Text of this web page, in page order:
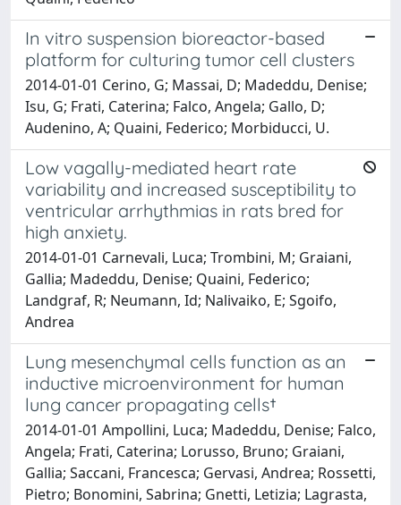
In vitro suspension bioreactor-based
platform for culturing tumor cell clusters
2014-01-01 Cerino, G; Massai, D; Madeddu, Denise;
Isu, G; Frati, Caterina; Falco, Angela; Gallo, D;
Audenino, A; Quaini, Federico; Morbiducci, U.
Low vagally-mediated heart rate
variability and increased susceptibility to
ventricular arrhythmias in rats bred for
high anxiety.
2014-01-01 Carnevali, Luca; Trombini, M; Graiani,
Gallia; Madeddu, Denise; Quaini, Federico;
Landgraf, R; Neumann, Id; Nalivaiko, E; Sgoifo,
Andrea
Lung mesenchymal cells function as an
inductive microenvironment for human
lung cancer propagating cells†
2014-01-01 Ampollini, Luca; Madeddu, Denise; Falco,
Angela; Frati, Caterina; Lorusso, Bruno; Graiani,
Gallia; Saccani, Francesca; Gervasi, Andrea; Rossetti,
Pietro; Bonomini, Sabrina; Gnetti, Letizia; Lagrasta,